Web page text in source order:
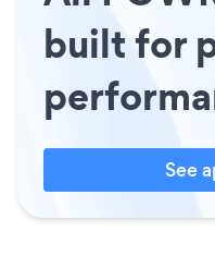
built for
See